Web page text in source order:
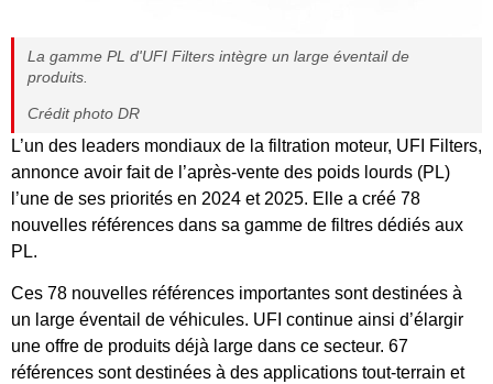
La gamme PL d'UFI Filters intègre un large éventail de
produits.
Crédit photo DR
L’un des leaders mondiaux de la filtration moteur, UFI Filters,
annonce avoir fait de l’après-vente des poids lourds (PL)
l’une de ses priorités en 2024 et 2025. Elle a créé 78
nouvelles références dans sa gamme de filtres dédiés aux
PL.
Ces 78 nouvelles références importantes sont destinées à
un large éventail de véhicules. UFI continue ainsi d’élargir
une offre de produits déjà large dans ce secteur. 67
références sont destinées à des applications tout-terrain et